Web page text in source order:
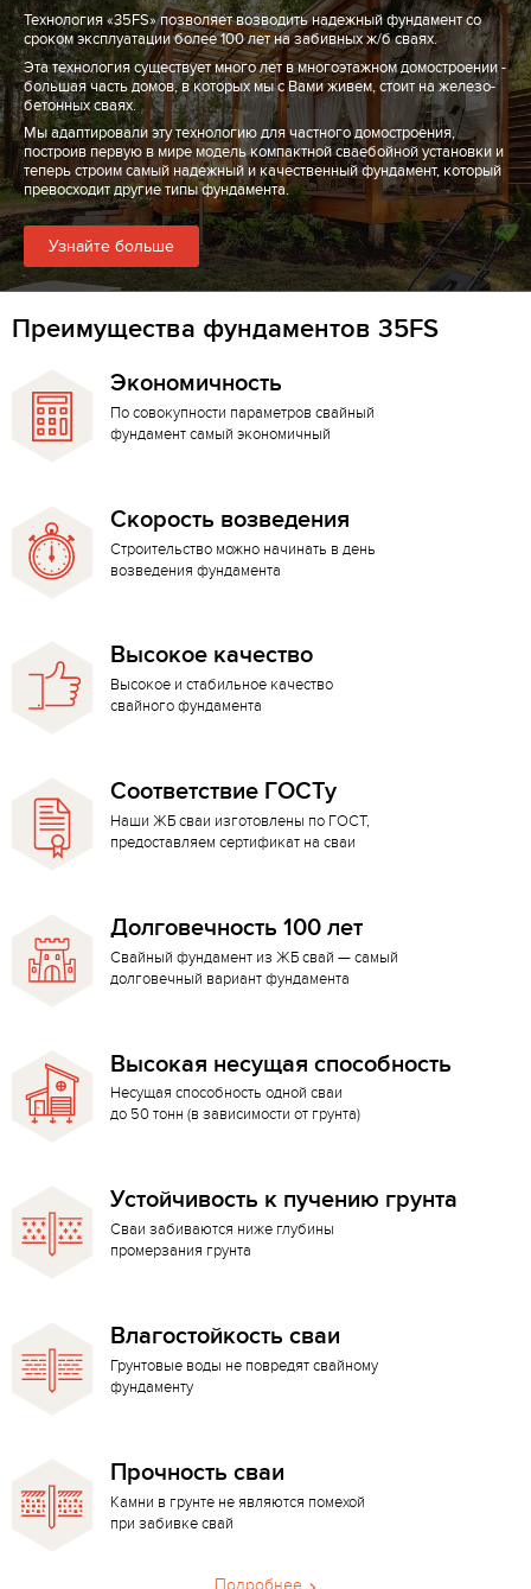
Технология «35FS» позволяет возводить надежный фундамент со
сроком эксплуатации более 100 лет на забивных ж/б сваях.
Эта технология существует много лет в многоэтажном домостроении -
большая часть домов, в которых мы с Вами живем, стоит на железо-
бетонных сваях.
Мы адаптировали эту технологию для частного домостроения,
построив первую в мире модель компактной сваебойной установки и
теперь строим самый надежный и качественный фундамент, который
превосходит другие типы фундамента.
Узнайте больше
Преимущества фундаментов 35FS
Экономичность
По совокупности параметров свайный
фундамент самый экономичный
Скорость возведения
Строительство можно начинать в день
возведения фундамента
Высокое качество
Высокое и стабильное качество
свайного фундамента
Соответствие ГОСТу
Наши ЖБ сваи изготовлены по ГОСТ,
предоставляем сертификат на сваи
Долговечность 100 лет
Свайный фундамент из ЖБ свай — самый
долговечный вариант фундамента
Высокая несущая способность
Несущая способность одной сваи
до 50 тонн (в зависимости от грунта)
Устойчивость к пучению грунта
Сваи забиваются ниже глубины
промерзания грунта
Влагостойкость сваи
Грунтовые воды не повредят свайному
фундаменту
Прочность сваи
Камни в грунте не являются помехой
при забивке свай
Подробнее